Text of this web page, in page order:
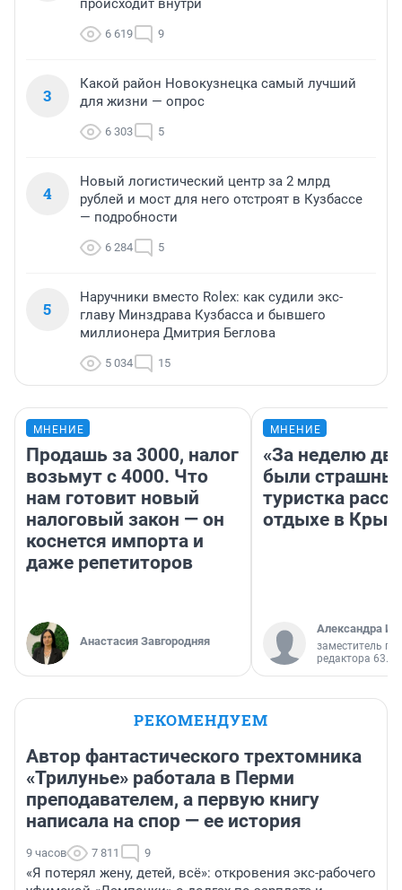
происходит внутри
6 619 9
3
Какой район Новокузнецка самый лучший
для жизни — опрос
6 303 5
4
Новый логистический центр за 2 млрд
рублей и мост для него отстроят в Кузбассе
— подробности
6 284 5
5
Наручники вместо Rolex: как судили экс-
главу Минздрава Кузбасса и бывшего
миллионера Дмитрия Беглова
5 034 15
МНЕНИЕ
Продашь за 3000, налог
возьмут с 4000. Что
нам готовит новый
налоговый закон — он
коснется импорта и
даже репетиторов
Анастасия Завгородняя
МНЕНИЕ
«За неделю
были
туристка
отдыхе в
Александра
заместитель
редактора 63.RU
РЕКОМЕНДУЕМ
Автор фантастического трехтомника
«Трилунье» работала в Перми
преподавателем, а первую книгу
написала на спор — ее история
9 часов 7 811 9
«Я потерял жену, детей, всё»: откровения экс-рабочего